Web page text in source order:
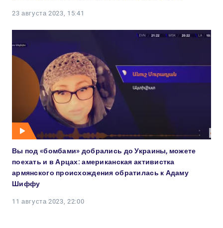
23 августа 2023, 15:41
Вы под «бомбами» добрались до Украины, можете
поехать и в Арцах: американская активистка
армянского происхождения обратилась к Адаму
Шиффу
11 августа 2023, 22:00